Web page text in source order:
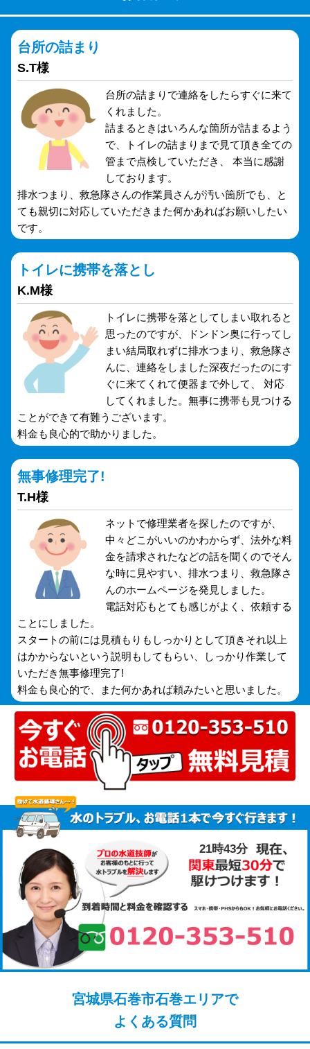
台所の詰まり
S.T様
台所の詰まりで連絡をしたらすぐに来て
くれました。
詰まるときはいろんな箇所が詰まるよう
で、トイレの詰まりまで見て頂き全ての
管まで点検していただき、 本当に感謝
しております。
排水つまり、救急隊さんの作業員さんが汚い箇所でも、と
ても親切に対応していただきまた何かあればお願いしたい
です。
トイレに携帯を落とし
K.M様
トイレに携帯を落としてしまい取れると
思ったのですが、ドンドン奥に行ってし
まい結局取れずに排水つまり、救急隊さ
んに、連絡をしました深夜だったのにす
ぐに来てくれて便器まで外して、 対応
してくれました。無事に携帯も見つける
ことができて有難うございます。
料金も良心的で助かりました。
無事修理完了!
T.H様
ネットで修理業者を探したのですが、
中々どこがいいのかわからず、法外な料
金を請求されたなどの話を聞くのでそん
な時に見やすい、排水つまり、救急隊さ
んのホームページを発見しました。
電話対応もとても感じがよく、依頼する
ことにしました。
スタートの前には見積もりもしっかりとして頂きそれ以上
はかからないという説明もしてもらい、しっかり作業して
いただき無事修理完了!
料金も良心的で、また何かあれば頼みたいと思いました。
21時43分
宮城県石巻市石巻エリアで
よくある質問